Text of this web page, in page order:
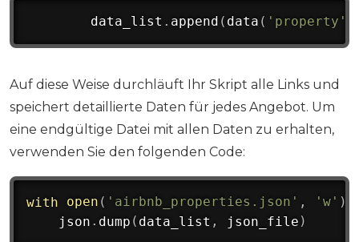
        data_list
. append ( data ( 'property'
Auf diese Weise durchläuft Ihr Skript alle Links und
speichert detaillierte Daten für jedes Angebot. Um
eine endgültige Datei mit allen Daten zu erhalten,
verwenden Sie den folgenden Code:
with open ( 'airbnb_properties.json' , 'w' )
    json
. dump ( data_list , json_file )